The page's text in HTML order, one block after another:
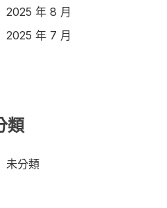
2025 年 8 月
2025 年 7 月
類
未分類